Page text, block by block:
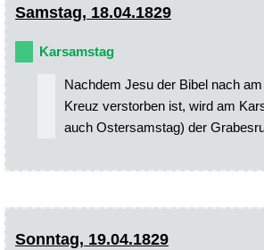
Samstag, 18.04.1829
Karsamstag
Nachdem Jesu der Bibel nach
Kreuz verstorben ist, wird am
auch Ostersamstag) der
Sonntag, 19.04.1829